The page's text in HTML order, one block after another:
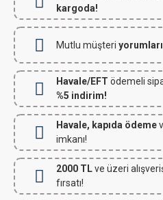
kargoda!
Mutlu müşteri
Havale/EFT ödemeli
%5 indirim!
Havale, kapıda ödeme
imkanı!
2000 TLve üzeri
fırsatı!